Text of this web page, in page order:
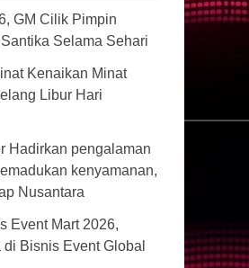
GM Cilik Pimpin
Selama Sehari
Kenaikan Minat
Libur Hari
Hadirkan pengalaman
kenyamanan,
Nusantara
Event Mart 2026,
Bisnis Event Global